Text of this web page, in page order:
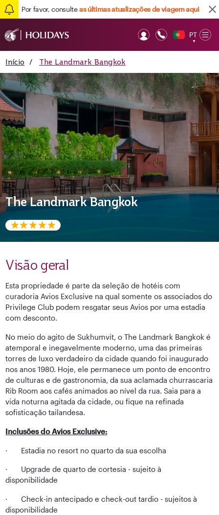
Por favor, consulteas últimas atualizações de viagem aqui
PT
▼
Início
/ The Landmark Bangkok
The Landmark Bangkok
Visão geral
Esta propriedade é parte da seleção de hotéis com
curadoria Avios Exclusive na qual somente os associados do
Privilege Club podem resgatar seus Avios por uma estadia
com desconto.
No meio do agito de Sukhumvit, o The Landmark Bangkok é
atemporal e inegavelmente moderno, uma das primeiras
torres de luxo verdadeiro da cidade quando foi inaugurado
nos anos 1980. Hoje, ele permanece um ponto de encontro
de culturas e de gastronomia, da sua aclamada churrascaria
Rib Room aos cafés animados ao nível da rua. Saia para a
vida noturna agitada da cidade, ou fique na refinada
sofisticação tailandesa.
Inclusões do Avios Exclusive:
· Estadia no resort no quarto da sua escolha
· Upgrade de quarto de cortesia - sujeito à
disponibilidade
· Check-in antecipado e check-out tardio - sujeitos à
disponibilidade